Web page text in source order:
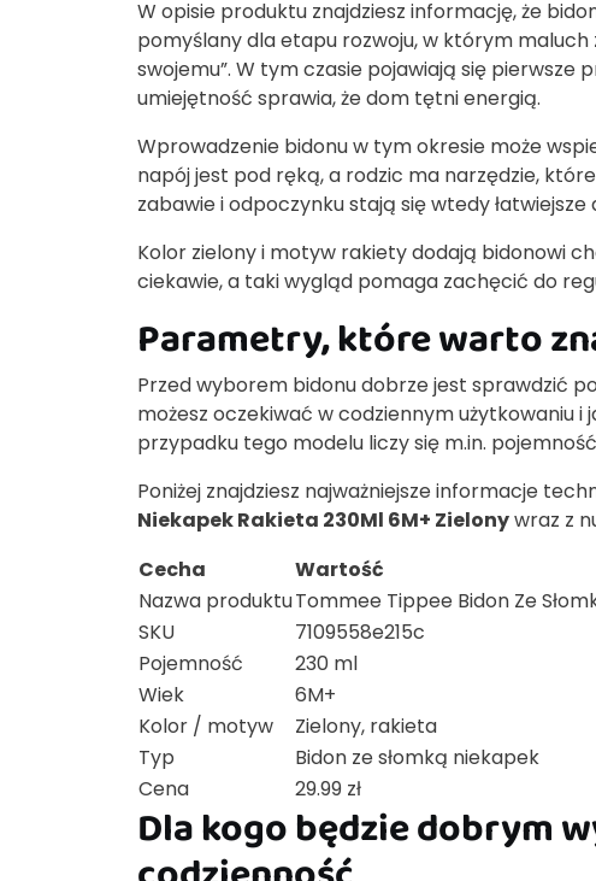
W opisie produktu znajdziesz informację, że
pomyślany dla etapu rozwoju, w którym
swojemu”. W tym czasie pojawiają się pierwsze
umiejętność sprawia, że dom tętni energią.
Wprowadzenie bidonu w tym okresie może
napój jest pod ręką, a rodzic ma narzędzie,
zabawie i odpoczynku stają się wtedy łatwiejsze
Kolor zielony i motyw rakiety dodają bidonowi
ciekawie, a taki wygląd pomaga zachęcić do
Parametry, które warto
Przed wyborem bidonu dobrze jest sprawdzić
możesz oczekiwać w codziennym użytkowaniu
przypadku tego modelu liczy się m.in.
Poniżej znajdziesz najważniejsze informacje
Niekapek Rakieta 230Ml 6M+ Zielonywraz z
Cecha
Wartość
Nazwa produktuTommee Tippee Bidon Ze
SKU
7109558e215c
Pojemność
230 ml
Wiek
6M+
Kolor / motyw
Zielony, rakieta
Typ
Bidon ze słomką niekapek
Cena
29.99 zł
Dla kogo będzie dobrym